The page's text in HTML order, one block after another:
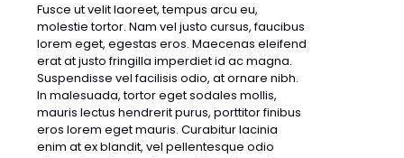
Fusce ut velit laoreet, tempus arcu eu,
molestie tortor. Nam vel justo cursus, faucibus
lorem eget, egestas eros. Maecenas eleifend
erat at justo fringilla imperdiet id ac magna.
Suspendisse vel facilisis odio, at ornare nibh.
In malesuada, tortor eget sodales mollis,
mauris lectus hendrerit purus, porttitor finibus
eros lorem eget mauris. Curabitur lacinia
enim at ex blandit, vel pellentesque odio